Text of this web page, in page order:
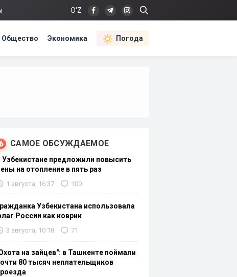
O‘Z
Общество Экономика Погода
САМОЕ ОБСУЖДАЕМОЕ
Узбекистане предложили повысить
на отопление в пять раз
1 августа, 16:37 100
Узбекистана использовала
России как коврик
3 августа, 10:18 71
на зайцев": в Ташкенте поймали
80 тысяч неплательщиков